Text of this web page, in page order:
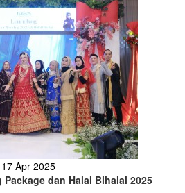
Apr 2025
dan Halal Bihalal 2025